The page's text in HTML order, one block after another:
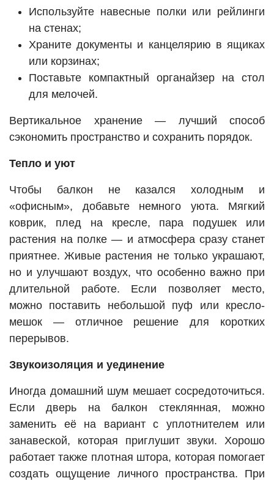
Используйте навесные полки или рейлинги
на стенах;
Храните документы и канцелярию в ящиках
или корзинах;
Поставьте компактный органайзер на стол
для мелочей.
Вертикальное хранение — лучший способ
сэкономить пространство и сохранить порядок.
Тепло и уют
Чтобы балкон не казался холодным и
«офисным», добавьте немного уюта. Мягкий
коврик, плед на кресле, пара подушек или
растения на полке — и атмосфера сразу станет
приятнее. Живые растения не только украшают,
но и улучшают воздух, что особенно важно при
длительной работе. Если позволяет место,
можно поставить небольшой пуф или кресло-
мешок — отличное решение для коротких
перерывов.
Звукоизоляция и уединение
Иногда домашний шум мешает сосредоточиться.
Если дверь на балкон стеклянная, можно
заменить её на вариант с уплотнителем или
занавеской, которая приглушит звуки. Хорошо
работает также плотная штора, которая помогает
создать ощущение личного пространства. При